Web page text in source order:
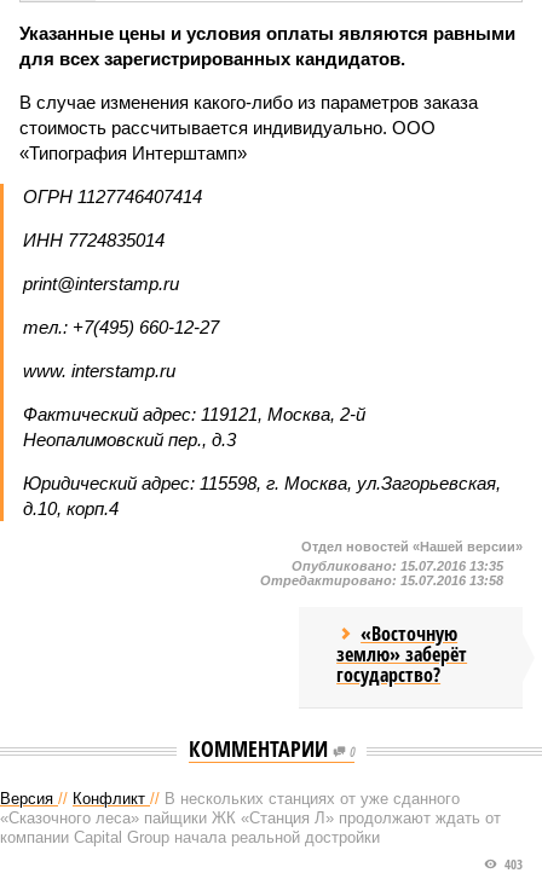
Указанные цены и условия оплаты являются равными
для всех зарегистрированных кандидатов.
В случае изменения какого-либо из параметров заказа
стоимость рассчитывается индивидуально. ООО
«Типография Интерштамп»
ОГРН 1127746407414
ИНН 7724835014
print@interstamp.ru
тел.: +7(495) 660-12-27
www. interstamp.ru
Фактический адрес: 119121, Москва, 2-й
Неопалимовский пер., д.3
Юридический адрес: 115598, г. Москва, ул.Загорьевская,
д.10, корп.4
Отдел новостей «Нашей версии»
Опубликовано: 15.07.2016 13:35
Отредактировано: 15.07.2016 13:58
«Восточную
землю» заберёт
государство?
КОММЕНТАРИИ 0
Версия // Конфликт // В нескольких станциях от уже сданного
«Сказочного леса» пайщики ЖК «Станция Л» продолжают ждать от
компании Capital Group начала реальной достройки
403